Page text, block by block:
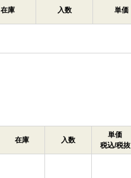
在庫 入数 単価
在庫 入数
単価
税込/税抜